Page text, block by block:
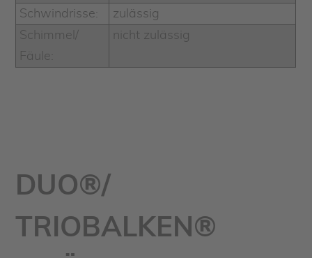
Schwindrisse:
zulässig
Schimmel/
Fäule:
nicht zulässig
DUO®/
TRIOBALKEN®